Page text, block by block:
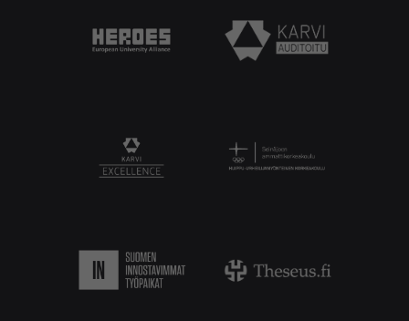
Heroes European University Alliance logo
Karvi Auditoitu logo
KARVI Excellence logo.Logo
Suomen innostavimmat työpaikat.
Theseus logo